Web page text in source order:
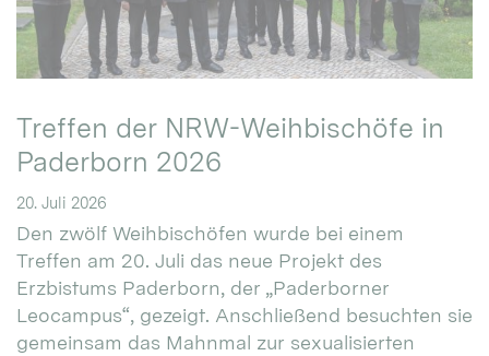
Treffen der NRW-Weihbischöfe in
Paderborn 2026
20. Juli 2026
Den zwölf Weihbischöfen wurde bei einem
Treffen am 20. Juli das neue Projekt des
Erzbistums Paderborn, der „Paderborner
Leocampus“, gezeigt. Anschließend besuchten sie
gemeinsam das Mahnmal zur sexualisierten